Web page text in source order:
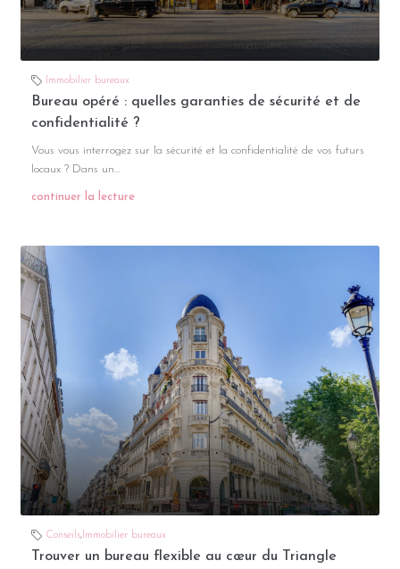
Immobilier bureaux
Bureau opéré : quelles garanties de sécurité et de
confidentialité ?
Vous vous interrogez sur la sécurité et la confidentialité de vos futurs
locaux ? Dans un...
continuer la lecture
Conseils, Immobilier bureaux
Trouver un bureau flexible au cœur du Triangle